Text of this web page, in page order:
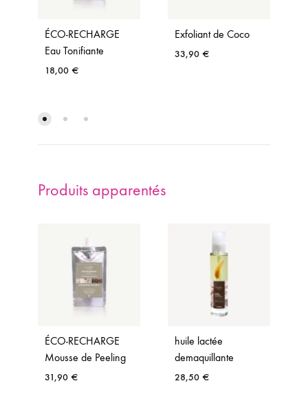
ÉCO-RECHARGE
Eau Tonifiante
18,00 €
Exfoliant de Coco
33,90 €
Produits apparentés
ÉCO-RECHARGE
Mousse de Peeling
31,90 €
huile lactée
demaquillante
28,50 €